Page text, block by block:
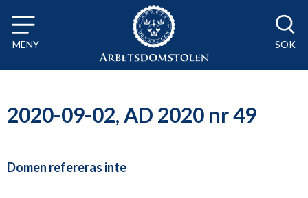
Till innehåll på sidan x
MENY SÖK
2020-09-02, AD 2020 nr 49
Domen refereras inte